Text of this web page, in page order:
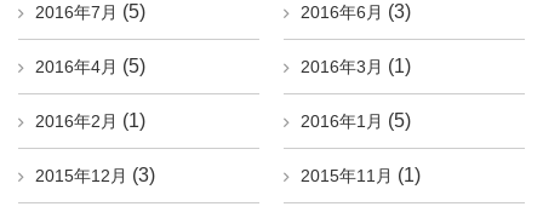
2016年7月 (5) 2016年6月 (3)
2016年4月 (5) 2016年3月 (1)
2016年2月 (1) 2016年1月 (5)
2015年12月 (3) 2015年11月 (1)